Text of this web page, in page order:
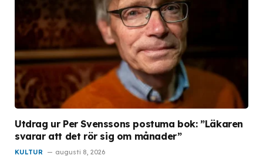
Utdrag ur Per Svenssons postuma bok: ”Läkaren
svarar att det rör sig om månader”
KULTUR augusti 8, 2026